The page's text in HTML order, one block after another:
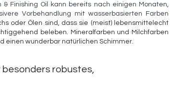
Finishing Oil kann bereits nach einigen Monaten,
Vorbehandlung mit wasserbasierten Farben
oder Ölen sind, dass sie (meist) lebensmittelecht
beleben. Mineralfarben und Milchfarben
einen wunderbar natürlichen Schimmer.
besonders robustes,